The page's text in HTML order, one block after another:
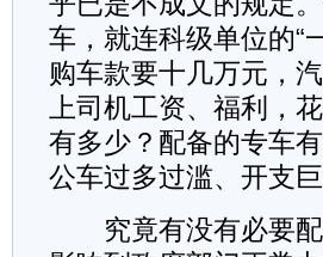
车，就连科级单位的“
购车款要十几万元，
上司机工资、福利，
有多少？配备的专车
公车过多过滥、开支
究竟有没有必要配